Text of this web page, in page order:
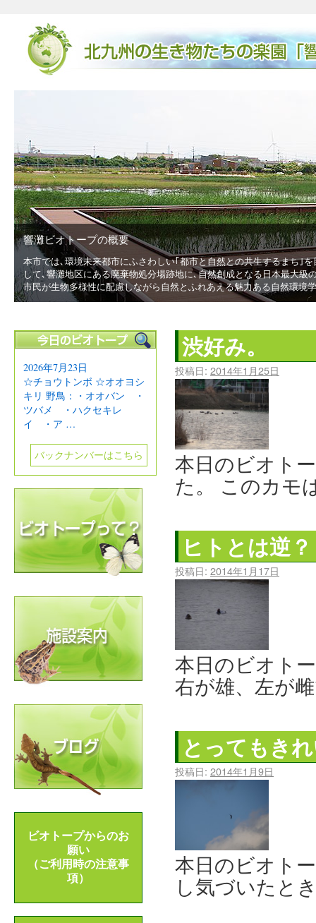
響灘ビオトープの概要
本市では､環境未来都市にふさわしい｢都市と自然との共生するまち｣
して､響灘地区にある廃棄物処分場跡地に､自然創成となる日本最大級
市民が生物多様性に配慮しながら自然とふれあえる魅力ある自然環境
渋好み。
投稿日: 2014年1月25日
本日のビオト
た。 このカモ
ヒトとは逆？
投稿日: 2014年1月17日
本日のビオト
右が雄、左が
とってもき
投稿日: 2014年1月9日
本日のビオト
し気づいたと
2026年7月23日
☆チョウトンボ ☆オオヨシ
キリ 野鳥：・オオバン ・
ツバメ ・ハクセキレ
イ ・ア …
バックナンバーはこちら
ビオトープからのお
願い
（ご利用時の注意事
項）